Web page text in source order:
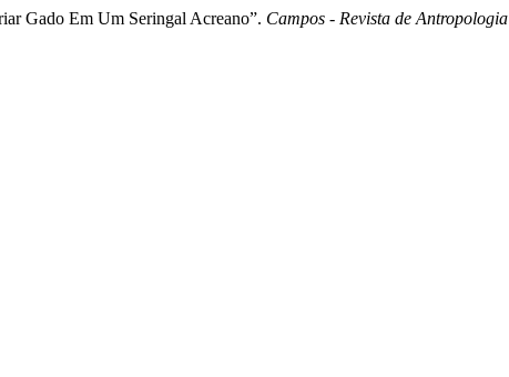
Gado Em Um Seringal Acreano”. Campos - Revista de Antropologia